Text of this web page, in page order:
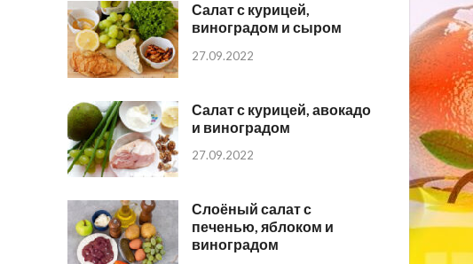
Салат с курицей,
виноградом и сыром
27.09.2022
Салат с курицей, авокадо
и виноградом
27.09.2022
Слоёный салат с
печенью, яблоком и
виноградом